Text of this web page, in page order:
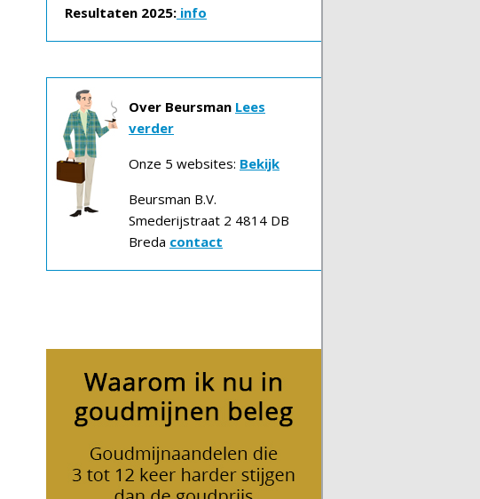
Resultaten 2025: info
Over Beursman Lees
verder
Onze 5 websites: Bekijk
Beursman B.V.
Smederijstraat 2 4814 DB
Breda contact